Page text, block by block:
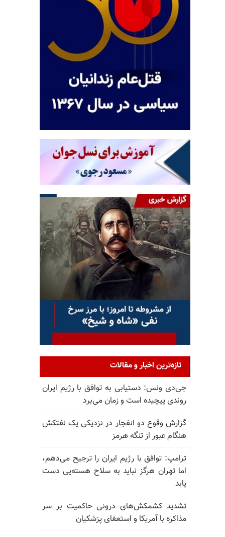
تازه‌ترین اخبار و مقالات
جی‌دی ونس: دستیابی به توافق با رژیم ایران
روندی پیچیده است و زمان می‌برد
گزارش وقوع دو انفجار در نزدیکی یک نفتکش
هنگام عبور از تنگه هرمز
ترامپ: توافق با رژیم ایران را ترجیح می‌دهم،
اما تهران هرگز نباید به سلاح هسته‌یی دست
یابد
تشدید کشمکش‌های درونی حاکمیت بر سر
مذاکره با آمریکا و استعفای پزشکیان